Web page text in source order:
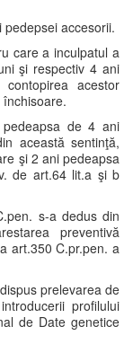
accesorii.
care a inculpatul a
şi respectiv 4 ani
acestor
de 4 ani
această sentinţă,
şi 2 ani pedeapsa
de art.64 lit.a şi b
s-a dedus din
preventivă
art.350 C.pr.pen. a
prelevarea de
profilului
de Date genetice